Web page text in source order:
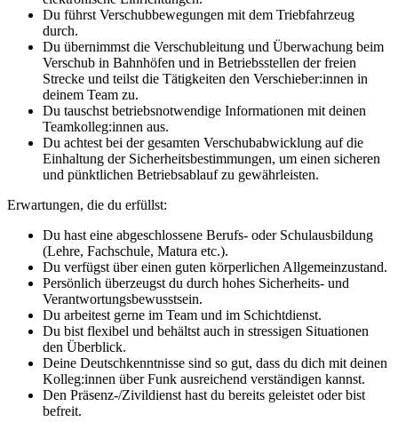
Du führst Verschubbewegungen mit dem Triebfahrzeug
durch.
Du übernimmst die Verschubleitung und Überwachung beim
Verschub in Bahnhöfen und in Betriebsstellen der freien
Strecke und teilst die Tätigkeiten den Verschieber:innen in
deinem Team zu.
Du tauschst betriebsnotwendige Informationen mit deinen
Teamkolleg:innen aus.
Du achtest bei der gesamten Verschubabwicklung auf die
Einhaltung der Sicherheitsbestimmungen, um einen sicheren
und pünktlichen Betriebsablauf zu gewährleisten.
Erwartungen, die du erfüllst:
Du hast eine abgeschlossene Berufs- oder Schulausbildung
(Lehre, Fachschule, Matura etc.).
Du verfügst über einen guten körperlichen Allgemeinzustand.
Persönlich überzeugst du durch hohes Sicherheits- und
Verantwortungsbewusstsein.
Du arbeitest gerne im Team und im Schichtdienst.
Du bist flexibel und behältst auch in stressigen Situationen
den Überblick.
Deine Deutschkenntnisse sind so gut, dass du dich mit deinen
Kolleg:innen über Funk ausreichend verständigen kannst.
Den Präsenz-/Zivildienst hast du bereits geleistet oder bist
befreit.